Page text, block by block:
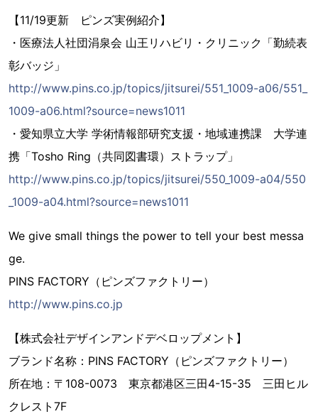
【11/19更新 ピンズ実例紹介】
・医療法人社団涓泉会 山王リハビリ・クリニック「勤続表
彰バッジ」
http://www.pins.co.jp/topics/jitsurei/551_1009-a06/551_
1009-a06.html?source=news1011
・愛知県立大学 学術情報部研究支援・地域連携課 大学連
携「Tosho Ring（共同図書環）ストラップ」
http://www.pins.co.jp/topics/jitsurei/550_1009-a04/550
_1009-a04.html?source=news1011
We give small things the power to tell your best messa
ge.
PINS FACTORY（ピンズファクトリー）
http://www.pins.co.jp
【株式会社デザインアンドデベロップメント】
ブランド名称：PINS FACTORY（ピンズファクトリー）
所在地：〒108-0073 東京都港区三田4-15-35 三田ヒル
クレスト7F